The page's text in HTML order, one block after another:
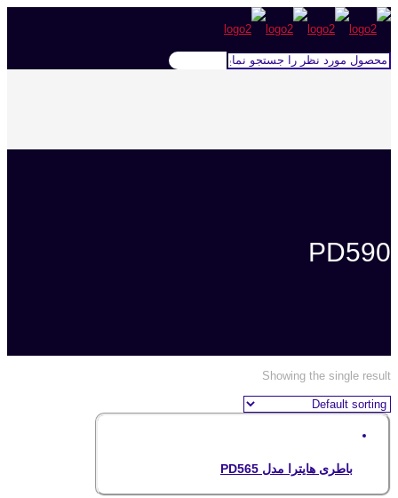
PD590
Showing the single result
باطری هایترا مدل PD565